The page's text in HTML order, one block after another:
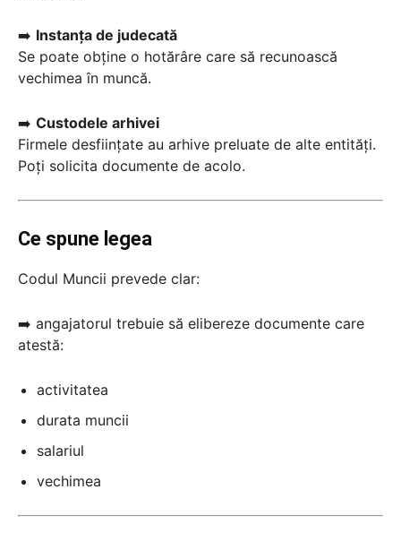
➡️ Instanța de judecată
Se poate obține o hotărâre care să recunoască
vechimea în muncă.
➡️ Custodele arhivei
Firmele desființate au arhive preluate de alte entități.
Poți solicita documente de acolo.
Ce spune legea
Codul Muncii prevede clar:
➡️ angajatorul trebuie să elibereze documente care
atestă:
activitatea
durata muncii
salariul
vechimea